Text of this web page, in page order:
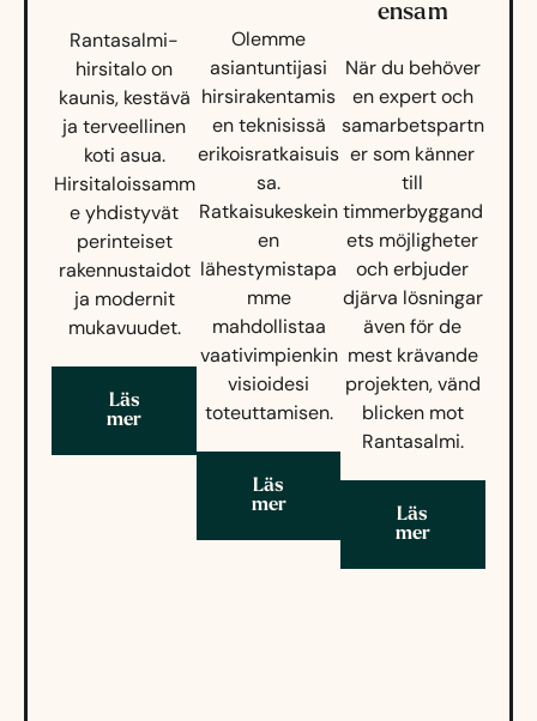
Rantasalmi-
hirsitalo on
kaunis, kestävä
ja terveellinen
koti asua.
Hirsitaloissamm
e yhdistyvät
perinteiset
rakennustaidot
ja modernit
mukavuudet.
Läs
mer
Olemme
asiantuntijasi
hirsirakentamis
en teknisissä
erikoisratkaisuis
sa.
Ratkaisukeskein
en
lähestymistapa
mme
mahdollistaa
vaativimpienkin
visioidesi
toteuttamisen.
Läs
mer
ensam
När du behöver
en expert och
samarbetspartn
er som känner
till
timmerbyggand
ets möjligheter
och erbjuder
djärva lösningar
även för de
mest krävande
projekten, vänd
blicken mot
Rantasalmi.
Läs
mer